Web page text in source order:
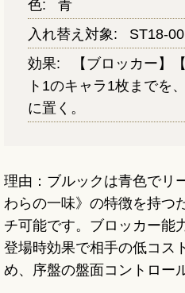
色:
青
入れ替え対象:
ST18-
効果:
【ブロッカー】
ト1のキャラ1枚までを
に置く。
理由：ブルックは青色でリ
わらの一味》の特徴を持つ
チ可能です。ブロッカー能
登場時効果で相手の低コス
め、序盤の盤面コントロー